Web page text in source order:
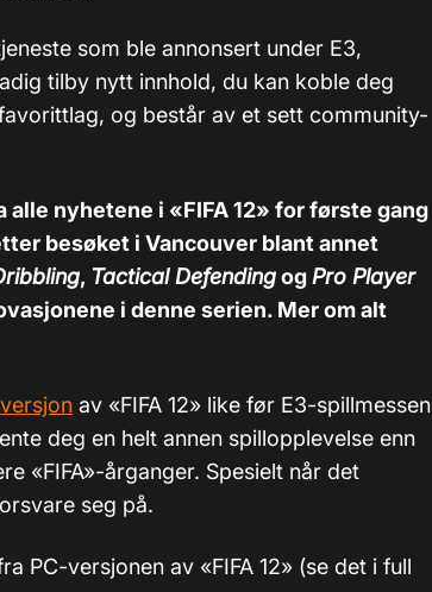
som ble annonsert under E3,
tilby nytt innhold, du kan koble deg
og består av et sett community-
nyhetene i «FIFA 12» for første gang
besøket i Vancouver blant annet
, Tactical Defendingog Pro Player
i denne serien. Mer om alt
av «FIFA 12» like før E3-spillmessen
deg en helt annen spillopplevelse enn
«FIFA»-årganger. Spesielt når det
seg på.
PC-versjonen av «FIFA 12» (se det i full